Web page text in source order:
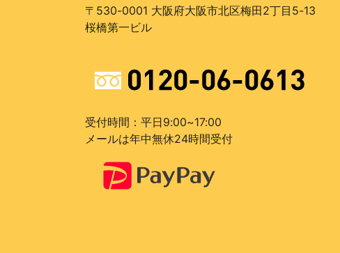
〒530-0001 大阪府大阪市北区梅田2丁目5-13
桜橋第一ビル
受付時間：平日9:00~17:00
メールは年中無休24時間受付